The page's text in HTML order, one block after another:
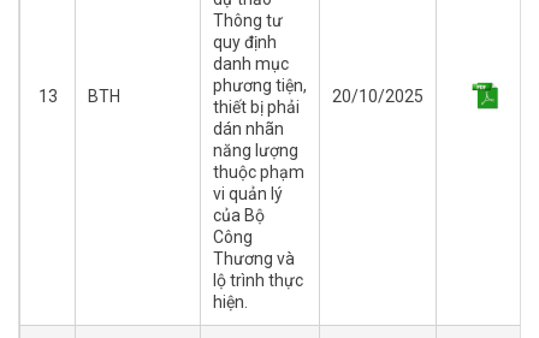
13 BTH
Thông tư
quy định
danh mục
phương tiện,
thiết bị phải
dán nhãn
năng lượng
thuộc phạm
vi quản lý
của Bộ
Công
Thương và
lộ trình thực
hiện.
20/10/2025